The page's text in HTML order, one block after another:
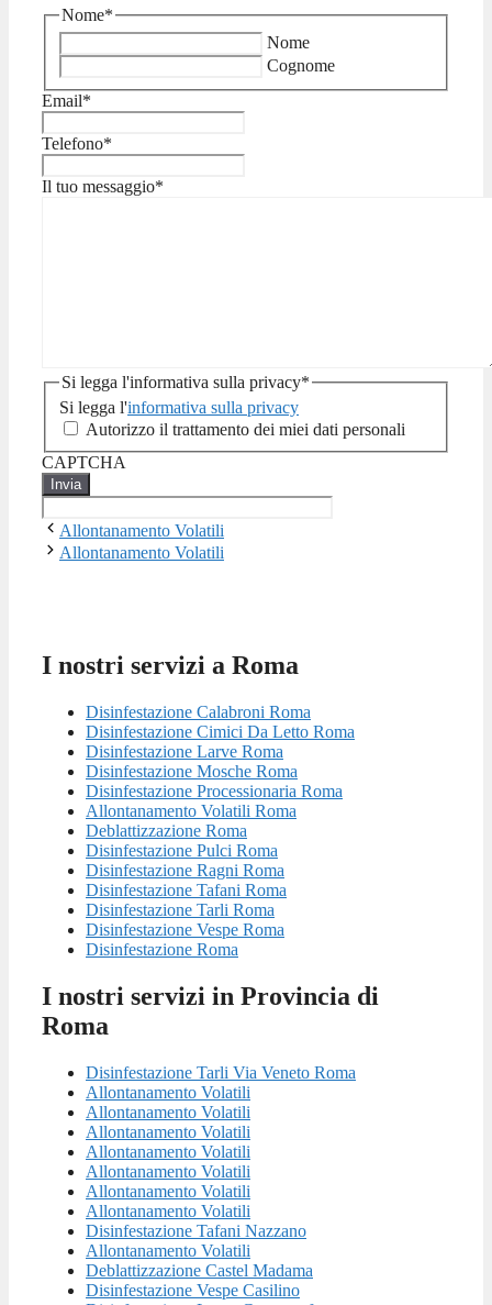
Nome*
Nome
Cognome
Email*
Telefono*
Il tuo messaggio*
Si legga l'informativa sulla privacy*
Si legga l'informativa sulla privacy
Autorizzo il trattamento dei miei dati personali
CAPTCHA
Allontanamento Volatili
Allontanamento Volatili
I nostri servizi a Roma
Disinfestazione Calabroni Roma
Disinfestazione Cimici Da Letto Roma
Disinfestazione Larve Roma
Disinfestazione Mosche Roma
Disinfestazione Processionaria Roma
Allontanamento Volatili Roma
Deblattizzazione Roma
Disinfestazione Pulci Roma
Disinfestazione Ragni Roma
Disinfestazione Tafani Roma
Disinfestazione Tarli Roma
Disinfestazione Vespe Roma
Disinfestazione Roma
I nostri servizi in Provincia di
Roma
Disinfestazione Tarli Via Veneto Roma
Allontanamento Volatili
Allontanamento Volatili
Allontanamento Volatili
Allontanamento Volatili
Allontanamento Volatili
Allontanamento Volatili
Allontanamento Volatili
Disinfestazione Tafani Nazzano
Allontanamento Volatili
Deblattizzazione Castel Madama
Disinfestazione Vespe Casilino